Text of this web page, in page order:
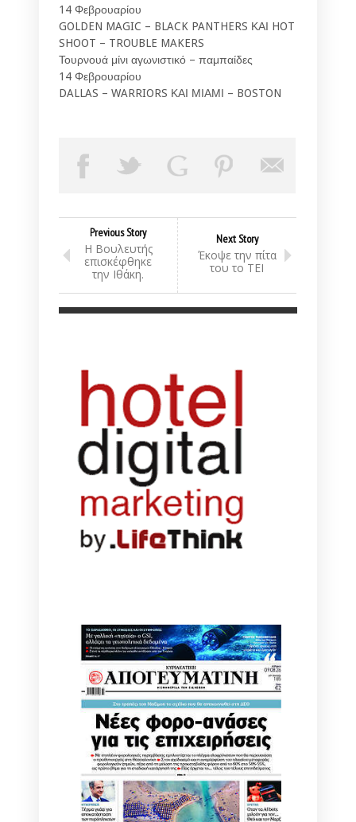
14 Φεβρουαρίου
GOLDEN MAGIC – BLACK PANTHERS ΚΑΙ HOT
SHOOT – TROUBLE MAKERS
Τουρνουά μίνι αγωνιστικό – παμπαίδες
14 Φεβρουαρίου
DALLAS – WARRIORS ΚΑΙ ΜΙΑΜΙ – BOSTON
Previous Story
Η Βουλευτής
επισκέφθηκε
την Ιθάκη.
Next Story
Έκοψε την πίτα
του το ΤΕΙ